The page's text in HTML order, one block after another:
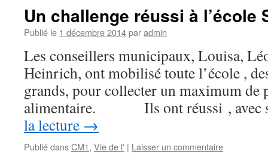
Un challenge réussi à l’école
Publié le 1 décembre 2014paradmin
Les conseillers municipaux, Louisa,
Heinrich, ont mobilisé toute l’école ,
grands, pour collecter un maximum de
alimentaire. Ils ont réussi , avec
la lecture →
Publié dansCM1, Vie de l' | Laisser un commentaire